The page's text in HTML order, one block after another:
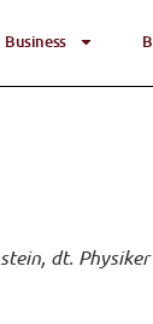
Busi­ness
dt.